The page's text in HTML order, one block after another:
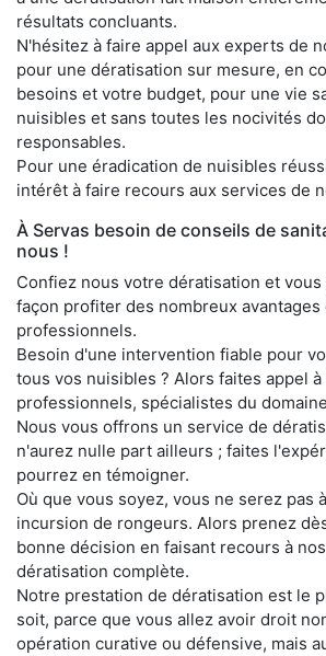
résultats concluants.
N'hésitez à faire appel aux experts de
pour une dératisation sur mesure, en
besoins et votre budget, pour une vie
nuisibles et sans toutes les nocivités
responsables.
Pour une éradication de nuisibles
intérêt à faire recours aux services de
À Servas besoin de conseils de
nous !
Confiez nous votre dératisation et
façon profiter des nombreux avantages
professionnels.
Besoin d'une intervention fiable pour
tous vos nuisibles ? Alors faites appel à
professionnels, spécialistes du
Nous vous offrons un service de
n'aurez nulle part ailleurs ; faites
pourrez en témoigner.
Où que vous soyez, vous ne serez pas
incursion de rongeurs. Alors prenez
bonne décision en faisant recours à
dératisation complète.
Notre prestation de dératisation est le
soit, parce que vous allez avoir droit
opération curative ou défensive, mais